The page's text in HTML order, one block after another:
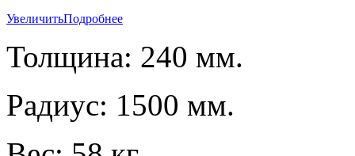
УвеличитьПодробнее
Толщина: 240 мм.
Радиус: 1500 мм.